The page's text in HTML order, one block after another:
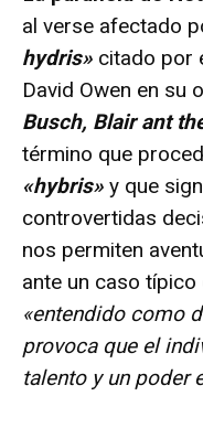
al verse afectado
hydris» citado por
David Owen en su
Busch, Blair ant
término que
«hybris» y que
controvertidas
nos permiten
ante un caso típico
«entendido como
provoca que el
talento y un poder